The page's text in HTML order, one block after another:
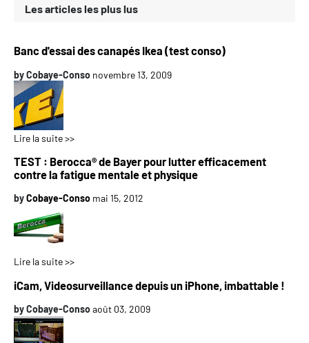
Les articles les plus lus
Banc d'essai des canapés Ikea (test conso)
byCobaye-Conso novembre 13, 2009
Lire la suite >>
TEST : Berocca® de Bayer pour lutter efficacement
contre la fatigue mentale et physique
byCobaye-Conso mai 15, 2012
Lire la suite >>
iCam, Videosurveillance depuis un iPhone, imbattable !
byCobaye-Consoaoût 03, 2009